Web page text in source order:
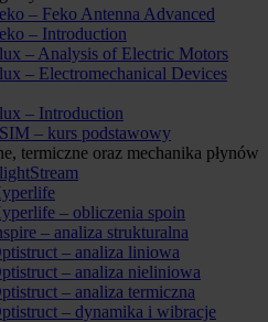
– Feko Antenna Advanced
– Introduction
– Analysis of Electric Motors
– Electromechanical Devices
– Introduction
– kurs podstawowy
termiczne oraz mechanika płynów
– obliczenia spoin
– analiza strukturalna
– analiza liniowa
– analiza nieliniowa
– analiza termiczna
– dynamika i wibracje